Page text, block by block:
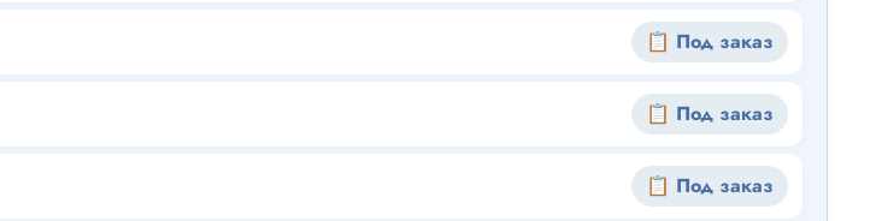
📋 Под заказ
📋 Под заказ
📋 Под заказ